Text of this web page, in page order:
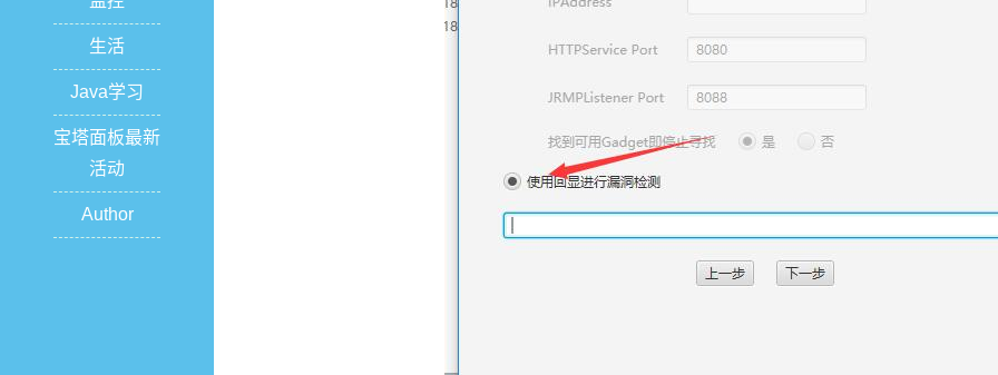
生活
Java学习
宝塔面板最新
活动
Author